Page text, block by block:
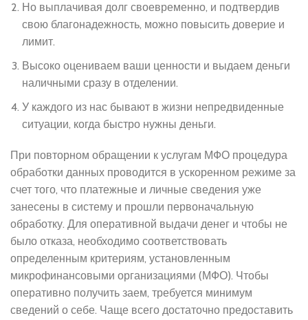
Но выплачивая долг своевременно, и подтвердив
свою благонадежность, можно повысить доверие и
лимит.
Высоко оцениваем ваши ценности и выдаем деньги
наличными сразу в отделении.
У каждого из нас бывают в жизни непредвиденные
ситуации, когда быстро нужны деньги.
При повторном обращении к услугам МФО процедура
обработки данных проводится в ускоренном режиме за
счет того, что платежные и личные сведения уже
занесены в систему и прошли первоначальную
обработку. Для оперативной выдачи денег и чтобы не
было отказа, необходимо соответствовать
определенным критериям, установленным
микрофинансовыми организациями (МФО). Чтобы
оперативно получить заем, требуется минимум
сведений о себе. Чаще всего достаточно предоставить